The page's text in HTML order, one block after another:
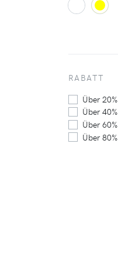
RABATT
Über 20%
Über 40%
Über 60%
Über 80%